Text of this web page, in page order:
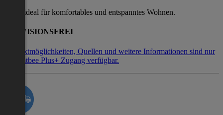
ideal für komfortables und entspanntes Wohnen.
PROVISIONSFREI
Kontaktmöglichkeiten, Quellen und weitere Informationen sind nur
mit Flatbee Plus+ Zugang verfügbar.